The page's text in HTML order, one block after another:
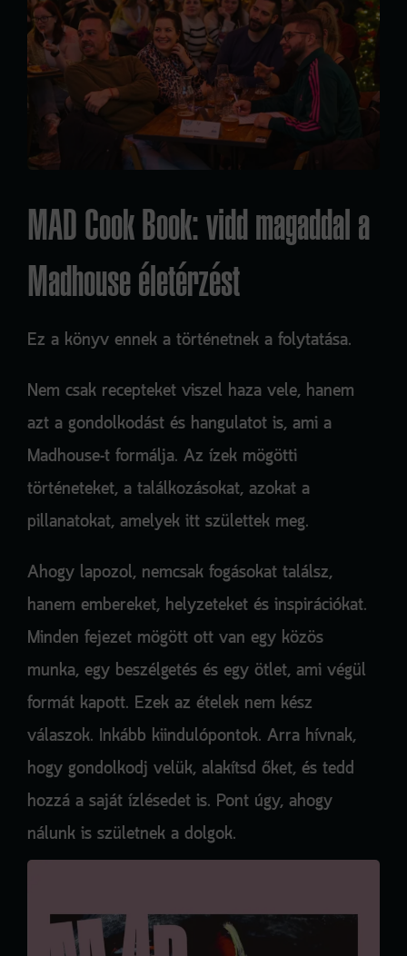
MAD Cook Book: vidd magaddal a
Madhouse életérzést
Ez a könyv ennek a történetnek a folytatása.
Nem csak recepteket viszel haza vele, hanem
azt a gondolkodást és hangulatot is, ami a
Madhouse-t formálja. Az ízek mögötti
történeteket, a találkozásokat, azokat a
pillanatokat, amelyek itt születtek meg.
Ahogy lapozol, nemcsak fogásokat találsz,
hanem embereket, helyzeteket és inspirációkat.
Minden fejezet mögött ott van egy közös
munka, egy beszélgetés és egy ötlet, ami végül
formát kapott. Ezek az ételek nem kész
válaszok. Inkább kiindulópontok. Arra hívnak,
hogy gondolkodj velük, alakítsd őket, és tedd
hozzá a saját ízlésedet is. Pont úgy, ahogy
nálunk is születnek a dolgok.